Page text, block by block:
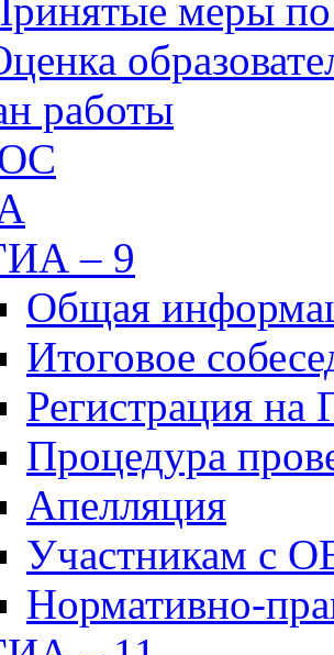
меры
работы
– 9
Общая
Итоговое
Регистрация
Процедура
Апелляция
Участникам с
Нормативно-